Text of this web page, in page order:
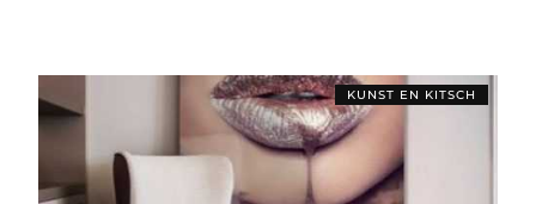
KUNST EN KITSCH